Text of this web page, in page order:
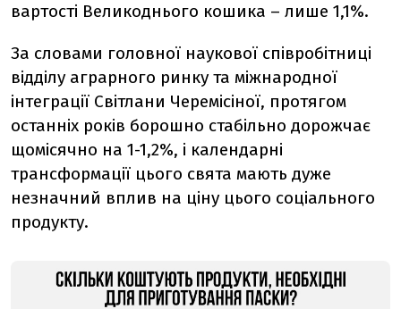
вартості Великоднього кошика – лише 1,1%.
За словами головної наукової співробітниці
відділу аграрного ринку та міжнародної
інтеграції Світлани Черемісіної, протягом
останніх років борошно стабільно дорожчає
щомісячно на 1-1,2%, і календарні
трансформації цього свята мають дуже
незначний вплив на ціну цього соціального
продукту.